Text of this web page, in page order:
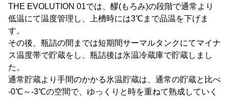
THE EVOLUTION 01では、醪(もろみ)の段階で通常より
低温にて温度管理し、上槽時には3℃まで品温を下げま
す。
その後、瓶詰の間までは短期間サーマルタンクにてマイナ
ス温度帯で貯蔵をし、瓶詰後は氷温冷蔵庫で貯蔵しまし
た。
通常貯蔵より手間のかかる氷温貯蔵は、通常の貯蔵と比べ
-0℃～-3℃の空間で、ゆっくりと時を重ねて熟成していく